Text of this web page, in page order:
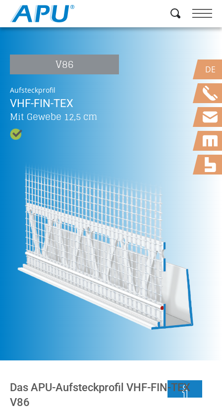
V86
Aufsteckprofil
VHF-FIN-TEX
Mit Gewebe 12,5 cm
DE
Das APU-Aufsteckprofil VHF-FIN-TEX
V86